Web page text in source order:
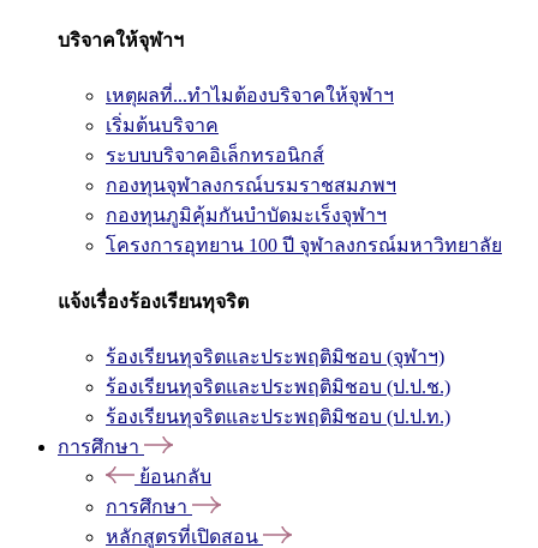
บริจาคให้จุฬาฯ
เหตุผลที่...ทำไมต้องบริจาคให้จุฬาฯ
เริ่มต้นบริจาค
ระบบบริจาคอิเล็กทรอนิกส์
กองทุนจุฬาลงกรณ์บรมราชสมภพฯ
กองทุนภูมิคุ้มกันบำบัดมะเร็งจุฬาฯ
โครงการอุทยาน 100 ปี จุฬาลงกรณ์มหาวิทยาลัย
แจ้งเรื่องร้องเรียนทุจริต
ร้องเรียนทุจริตและประพฤติมิชอบ (จุฬาฯ)
ร้องเรียนทุจริตและประพฤติมิชอบ (ป.ป.ช.)
ร้องเรียนทุจริตและประพฤติมิชอบ (ป.ป.ท.)
การศึกษา
ย้อนกลับ
การศึกษา
หลักสูตรที่เปิดสอน